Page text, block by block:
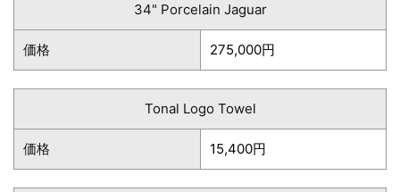
34" Porcelain Jaguar
価格 275,000円
Tonal Logo Towel
価格 15,400円